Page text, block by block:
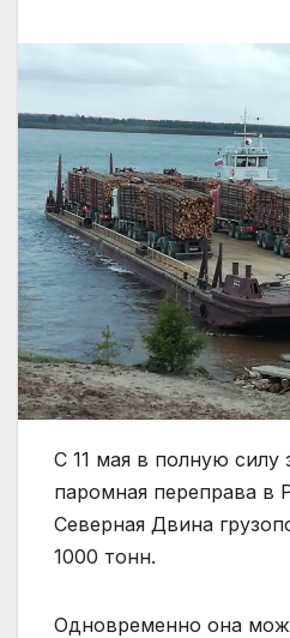
С 11 мая в полную силу
паромная переправа в
Северная Двина
1000 тонн.
Одновременно она